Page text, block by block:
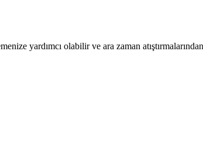
yardımcı olabilir ve ara zaman atıştırmalarından